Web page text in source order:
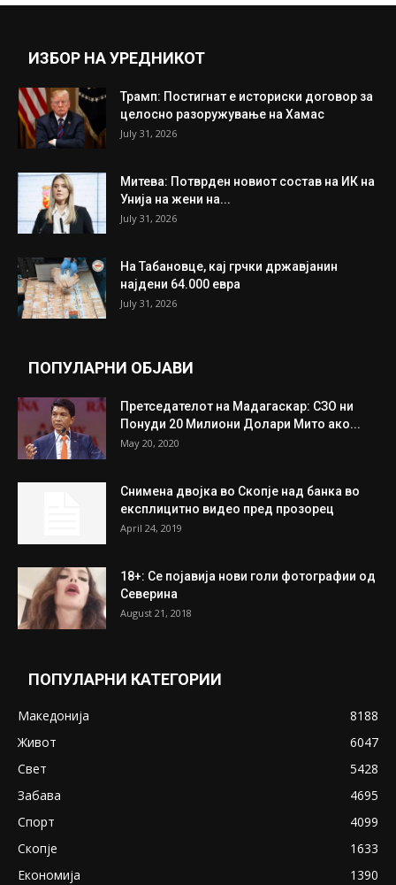
ИЗБОР НА УРЕДНИКОТ
Трамп: Постигнат е историски договор за
целосно разоружување на Хамас
July 31, 2026
Митева: Потврден новиот состав на ИК на
Унија на жени на...
July 31, 2026
На Табановце, кај грчки државјанин
најдени 64.000 евра
July 31, 2026
ПОПУЛАРНИ ОБЈАВИ
Претседателот на Мадагаскар: СЗО ни
Понуди 20 Милиони Долари Мито ако...
May 20, 2020
Снимена двојка во Скопје над банка во
експлицитно видео пред прозорец
April 24, 2019
18+: Се појавија нови голи фотографии од
Северина
August 21, 2018
ПОПУЛАРНИ КАТЕГОРИИ
Македонија
8188
Живот
6047
Свет
5428
Забава
4695
Спорт
4099
Скопје
1633
Економија
1390